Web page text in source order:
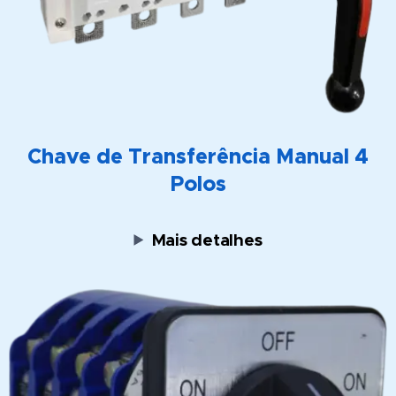
Chave de Transferência Manual 4
Polos
Mais detalhes